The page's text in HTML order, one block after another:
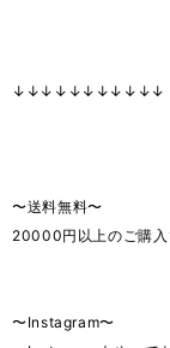
↓↓↓↓↓↓↓↓↓↓↓
〜送料無料〜
20000円以上のご購入
〜Instagram〜